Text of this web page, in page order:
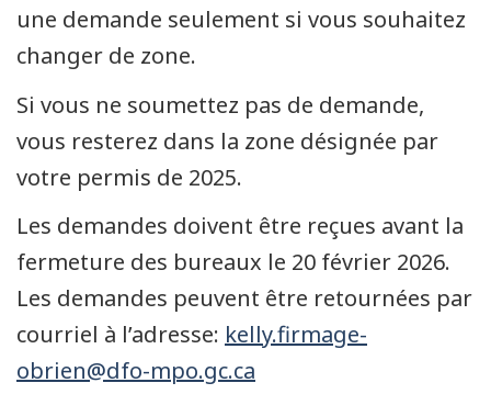
une demande seulement si vous souhaitez
changer de zone.
Si vous ne soumettez pas de demande,
vous resterez dans la zone désignée par
votre permis de 2025.
Les demandes doivent être reçues avant la
fermeture des bureaux le 20 février 2026.
Les demandes peuvent être retournées par
courriel à l’adresse: kelly.firmage-
obrien@dfo-mpo.gc.ca